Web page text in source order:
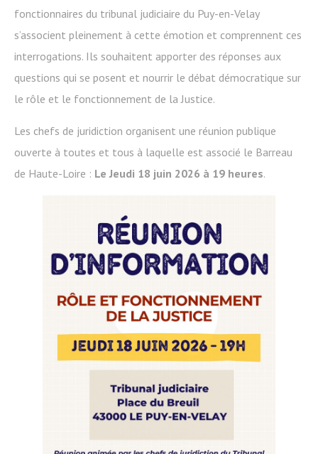
fonctionnaires du tribunal judiciaire du Puy-en-Velay
s’associent pleinement à cette émotion et comprennent ces
interrogations. Ils souhaitent apporter des réponses aux
questions qui se posent et nourrir le débat démocratique sur
le rôle et le fonctionnement de la Justice.
Les chefs de juridiction organisent une réunion publique
ouverte à toutes et tous à laquelle est associé le Barreau
de Haute-Loire : Le Jeudi 18 juin 2026 à 19 heures.